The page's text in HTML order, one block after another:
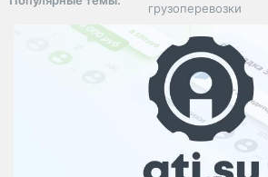
грузоперевозки
Региональная
логистика
ЭДО, ИТ в
логистике
Дороги,
инфраструктура